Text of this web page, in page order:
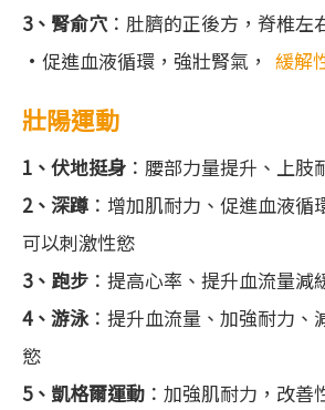
3、腎俞穴 ：肚臍的正後方，脊椎左
•促進血液循環，強壯腎氣， 緩解
壯陽運動
1、伏地挺身 ：腰部力量提升、上肢
2、深蹲 ：增加肌耐力、促進血液循
可以刺激性慾
3、跑步 ：提高心率、提升血流量減
4、游泳：提升血流量、加強耐力、
慾
5、凱格爾運動 ：加強肌耐力，改